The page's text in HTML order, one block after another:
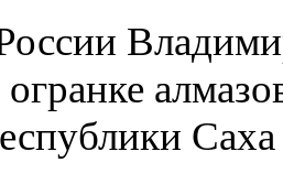
огранке